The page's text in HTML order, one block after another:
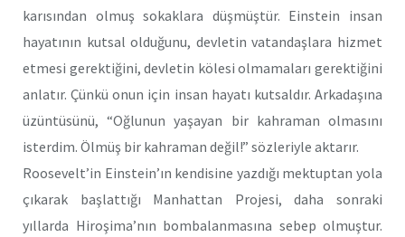
karısından olmuş sokaklara düşmüştür. Einstein insan
hayatının kutsal olduğunu, devletin vatandaşlara hizmet
etmesi gerektiğini, devletin kölesi olmamaları gerektiğini
anlatır. Çünkü onun için insan hayatı kutsaldır. Arkadaşına
üzüntüsünü, “Oğlunun yaşayan bir kahraman olmasını
isterdim. Ölmüş bir kahraman değil!” sözleriyle aktarır.
Roosevelt’in Einstein’ın kendisine yazdığı mektuptan yola
çıkarak başlattığı Manhattan Projesi, daha sonraki
yıllarda Hiroşima’nın bombalanmasına sebep olmuştur.